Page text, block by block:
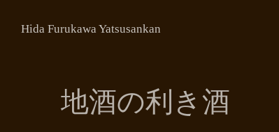
Hida Furukawa Yatsusankan
地酒の利き酒